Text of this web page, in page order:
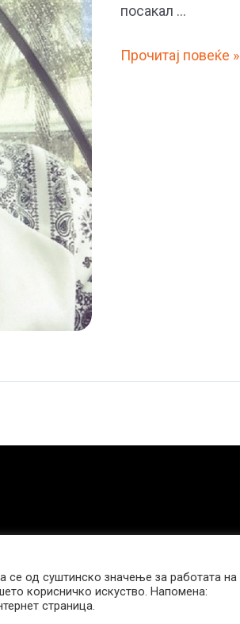
посакал …
Скршеното
Прочитај повеќе »
од суштинско значење за работата на
корисничко искуство. Напомена:
страница.